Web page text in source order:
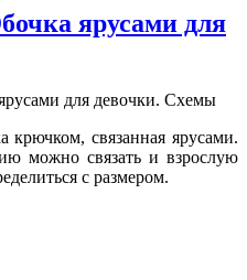
ярусами для
крючком, связанная ярусами.
можно связать и взрослую
с размером.